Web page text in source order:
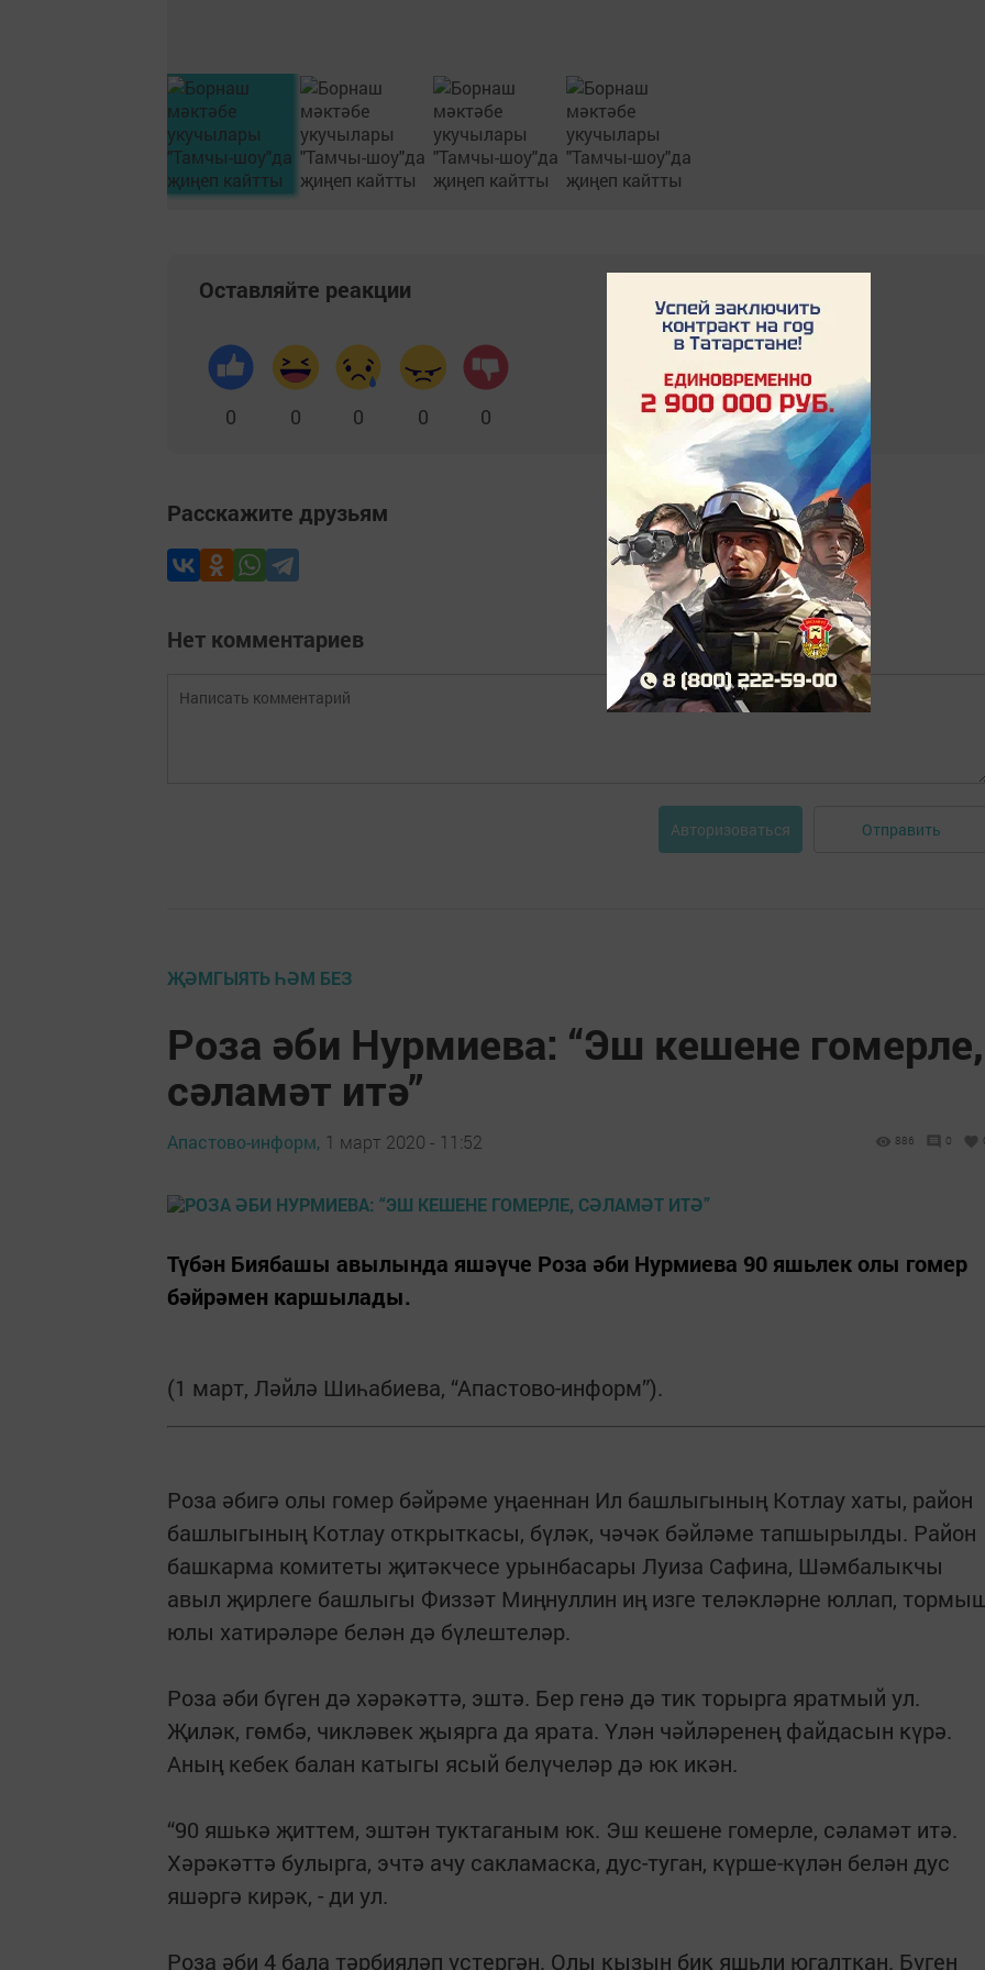
Оставляйте реакции
0 0 0 0 0
Расскажите друзьям
Нет комментариев
Авторизоваться Отправить
ҖӘМГЫЯТЬ ҺӘМ БЕЗ
Роза әби Нурмиева: “Эш кешене гомерле,
сәламәт итә”
Апастово-информ, 1 март 2020 - 11:52 886 0
Түбән Биябашы авылында яшәүче Роза әби Нурмиева 90 яшьлек олы гомер
бәйрәмен каршылады.
(1 март, Ләйлә Шиһабиева, “Апастово-информ”).
Роза әбигә олы гомер бәйрәме уңаеннан Ил башлыгының Котлау хаты, район
башлыгының Котлау открыткасы, бүләк, чәчәк бәйләме тапшырылды. Район
башкарма комитеты җитәкчесе урынбасары Луиза Сафина, Шәмбалыкчы
авыл җирлеге башлыгы Физзәт Миңнуллин иң изге теләкләрне юллап,
юлы хатирәләре белән дә бүлештеләр.
Роза әби бүген дә хәрәкәттә, эштә. Бер генә дә тик торырга яратмый ул.
Җиләк, гөмбә, чикләвек җыярга да ярата. Үлән чәйләренең файдасын күрә.
Аның кебек балан катыгы ясый белүчеләр дә юк икән.
“90 яшькә җиттем, эштән туктаганым юк. Эш кешене гомерле, сәламәт итә.
Хәрәкәттә булырга, эчтә ачу сакламаска, дус-туган, күрше-күлән белән дус
яшәргә кирәк, - ди ул.
Роза әби 4 бала тәрбияләп үстергән. Олы кызын бик яшьли югалткан. Бүген